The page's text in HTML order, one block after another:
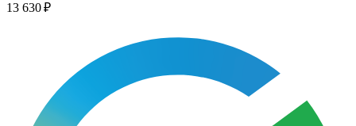
13 630 ₽